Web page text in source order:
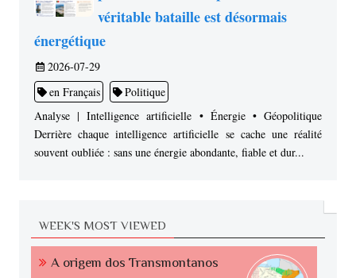
véritable bataille est désormais
énergétique
2026-07-29
en Français
Politique
Analyse | Intelligence artificielle • Énergie • Géopolitique
Derrière chaque intelligence artificielle se cache une réalité
souvent oubliée : sans une énergie abondante, fiable et dur...
WEEK'S MOST VIEWED
A origem dos Transmontanos